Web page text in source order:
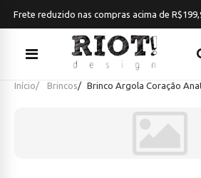
Frete reduzido nas compras acima de
Início Brincos Brinco Argola Coração